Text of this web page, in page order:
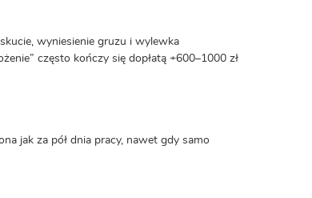
wyniesienie gruzu i wylewka
często kończy się dopłatą +600–1000 zł
jak za pół dnia pracy, nawet gdy samo